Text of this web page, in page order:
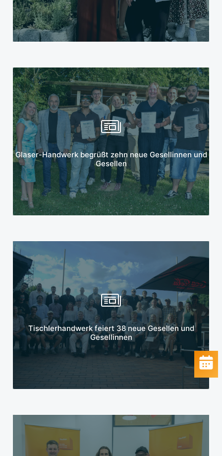
Glaser-Handwerk begrüßt zehn neue Gesellinnen und
Gesellen
Mehr erfahren
Tischlerhandwerk feiert 38 neue Gesellen und
Gesellinnen
Mehr erfahren